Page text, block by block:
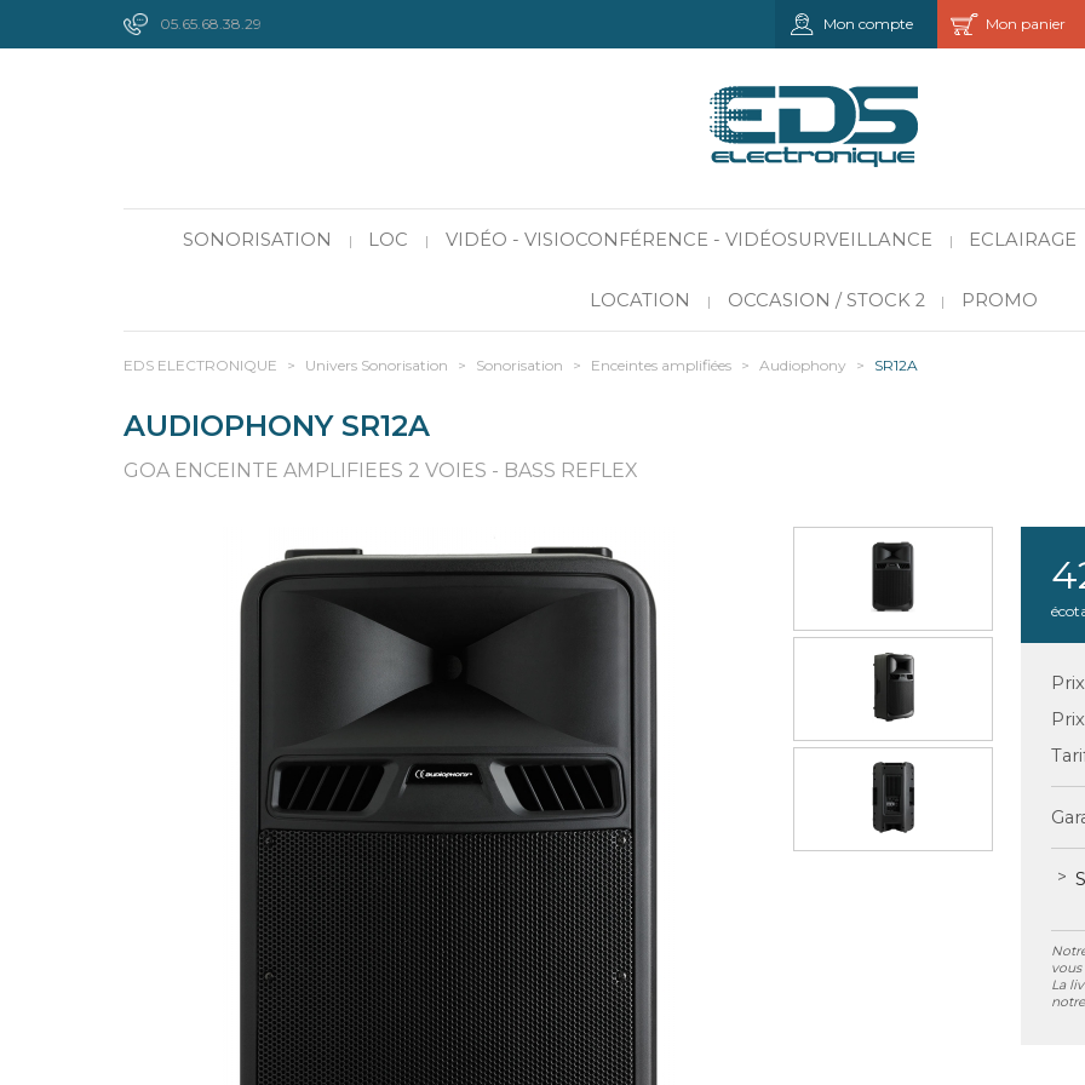
05.65.68.38.29 Mon panier
Mon compte
SONORISATION | LOC | VIDÉO - VISIOCONFÉRENCE - VIDÉOSURVEILLANCE | ECLAIRAGE
LOCATION | OCCASION / STOCK 2 | PROMO
EDS ELECTRONIQUE > Univers Sonorisation > Sonorisation > Enceintes amplifiées > Audiophony > SR12A
AUDIOPHONY SR12A
GOA ENCEINTE AMPLIFIEES 2 VOIES - BASS REFLEX
La